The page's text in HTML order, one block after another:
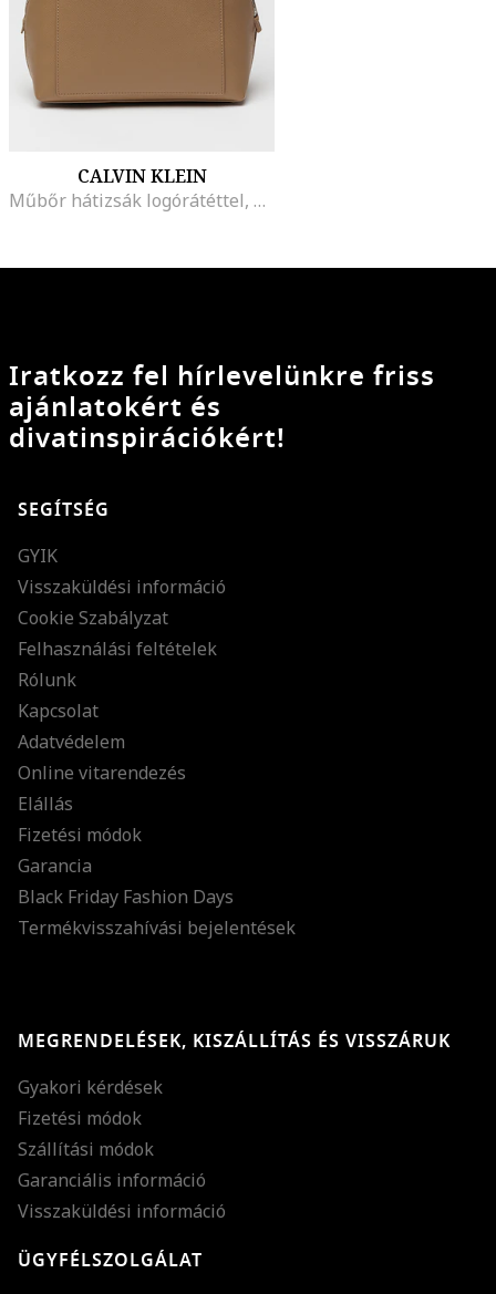
CALVIN KLEIN
Műbőr hátizsák logórátéttel, Világosbarna
Iratkozz fel hírlevelünkre friss
ajánlatokért és
divatinspirációkért!
SEGÍTSÉG
GYIK
Visszaküldési információ
Cookie Szabályzat
Felhasználási feltételek
Rólunk
Kapcsolat
Adatvédelem
Online vitarendezés
Elállás
Fizetési módok
Garancia
Black Friday Fashion Days
Termékvisszahívási bejelentések
MEGRENDELÉSEK, KISZÁLLÍTÁS ÉS VISSZÁRUK
Gyakori kérdések
Fizetési módok
Szállítási módok
Garanciális információ
Visszaküldési információ
ÜGYFÉLSZOLGÁLAT